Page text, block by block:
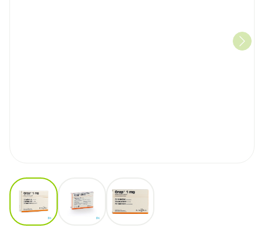
View larger image